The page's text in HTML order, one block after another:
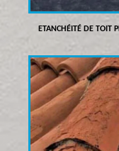
ETANCHÉITÉ DE TOIT